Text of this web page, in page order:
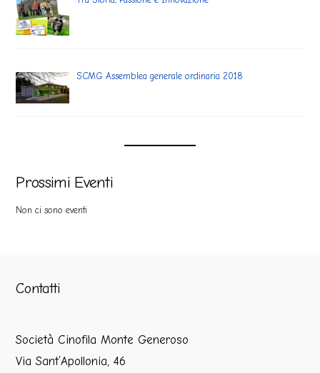
SCMG Assemblea generale ordinaria 2018
Prossimi Eventi
Non ci sono eventi
Contatti
Società Cinofila Monte Generoso
Via Sant’Apollonia, 46